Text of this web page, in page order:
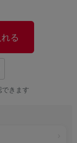
る
きます